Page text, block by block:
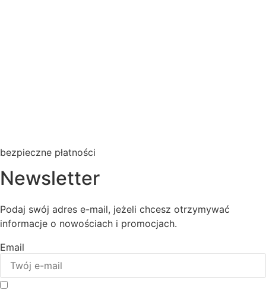
bezpieczne płatności
Newsletter
Podaj swój adres e-mail, jeżeli chcesz otrzymywać
informacje o nowościach i promocjach.
Email